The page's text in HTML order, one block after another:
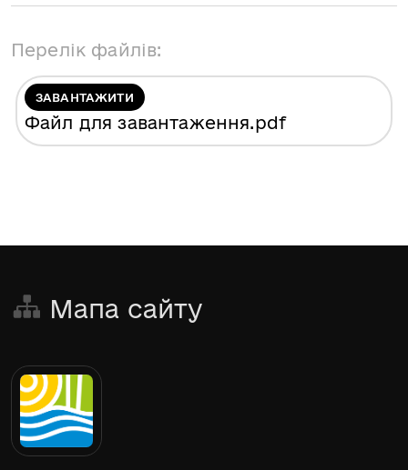
Перелік файлів:
ЗАВАНТАЖИТИ
Файл для завантаження.pdf
Мапа сайту